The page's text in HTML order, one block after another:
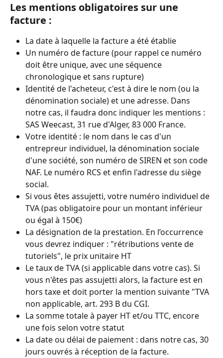
Les mentions obligatoires sur une
facture :
La date à laquelle la facture a été établie
Un numéro de facture (pour rappel ce numéro
doit être unique, avec une séquence
chronologique et sans rupture)
Identité de l'acheteur, c'est à dire le nom (ou la
dénomination sociale) et une adresse. Dans
notre cas, il faudra donc indiquer les mentions :
SAS Weecast, 31 rue d'Alger, 83 000 France.
Votre identité : le nom dans le cas d'un
entrepreur individuel, la dénomination sociale
d'une société, son numéro de SIREN et son code
NAF. Le numéro RCS et enfin l'adresse du siège
social.
Si vous êtes assujetti, votre numéro individuel de
TVA (pas obligatoire pour un montant inférieur
ou égal à 150€)
La désignation de la prestation. En l’occurrence
vous devrez indiquer : "rétributions vente de
tutoriels", le prix unitaire HT
Le taux de TVA (si applicable dans votre cas). Si
vous n'êtes pas assujetti alors, la facture est en
hors taxe et doit porter la mention suivante "TVA
non applicable, art. 293 B du CGI.
La somme totale à payer HT et/ou TTC, encore
une fois selon votre statut
La date ou délai de paiement : dans notre cas, 30
jours ouvrés à réception de la facture.